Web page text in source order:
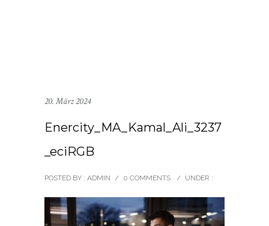
20. März 2024
Enercity_MA_Kamal_Ali_3237
_eciRGB
POSTED BY : ADMIN / 0 COMMENTS / UNDER :